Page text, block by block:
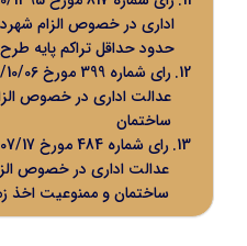
اداری در خصوص الزام
حدود حداقل تراکم پایه
عدالت اداری در خصوص
ساختمان
عدالت اداری در خصوص
ساختمان و ممنوعیت اخذ